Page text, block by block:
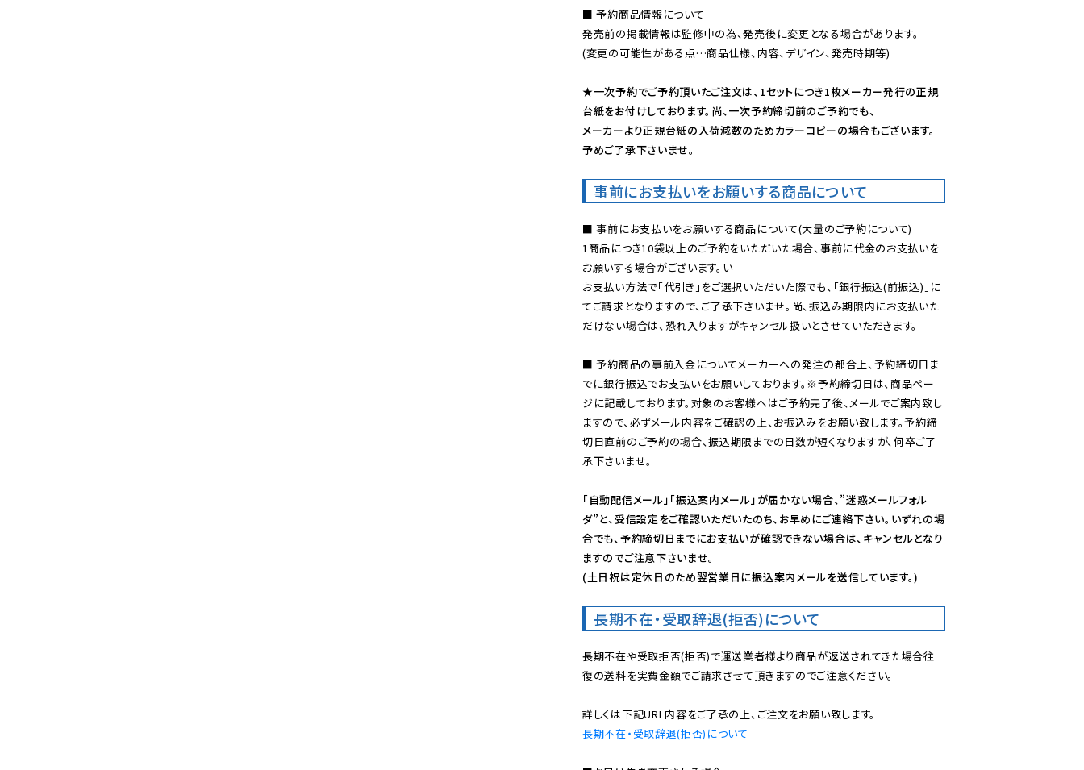
■ 予約商品情報について
発売前の掲載情報は監修中の為、発売後に変更となる場合があります。
(変更の可能性がある点…商品仕様、内容、デザイン、発売時期等)
★一次予約でご予約頂いたご注文は、1セットにつき1枚メーカー発行の正規
台紙をお付けしております。尚、一次予約締切前のご予約でも、
メーカーより正規台紙の入荷減数のためカラーコピーの場合もございます。
予めご了承下さいませ。
事前にお支払いをお願いする商品について
■ 事前にお支払いをお願いする商品について(大量のご予約について)
1商品につき10袋以上のご予約をいただいた場合、事前に代金のお支払いを
お願いする場合がございます。い
お支払い方法で「代引き」をご選択いただいた際でも、「銀行振込(前振込)」に
てご請求となりますので、ご了承下さいませ。尚、振込み期限内にお支払いた
だけない場合は、恐れ入りますがキャンセル扱いとさせていただきます。
■ 予約商品の事前入金についてメーカーへの発注の都合上、予約締切日ま
でに銀行振込でお支払いをお願いしております。※予約締切日は、商品ペー
ジに記載しております。対象のお客様へはご予約完了後、メールでご案内致し
ますので、必ずメール内容をご確認の上、お振込みをお願い致します。予約締
切日直前のご予約の場合、振込期限までの日数が短くなりますが、何卒ご了
承下さいませ。
「自動配信メール」「振込案内メール」が届かない場合、”迷惑メールフォル
ダ”と、受信設定をご確認いただいたのち、お早めにご連絡下さい。いずれの場
合でも、予約締切日までにお支払いが確認できない場合は、キャンセルとなり
ますのでご注意下さいませ。
(土日祝は定休日のため翌営業日に振込案内メールを送信しています。)
長期不在・受取辞退(拒否)について
長期不在や受取拒否(拒否)で運送業者様より商品が返送されてきた場合往
復の送料を実費金額でご請求させて頂きますのでご注意ください。
長期不在・受取辞退(拒否)について